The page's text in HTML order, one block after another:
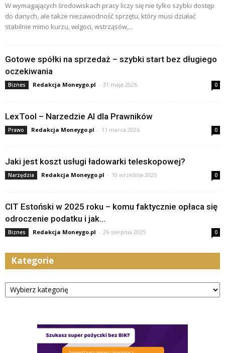
W wymagających środowiskach pracy liczy się nie tylko szybki dostęp
do danych, ale także niezawodność sprzętu, który musi działać
stabilnie mimo kurzu, wilgoci, wstrząsów,...
Gotowe spółki na sprzedaż – szybki start bez długiego
oczekiwania
Biznes Redakcja Moneygo.pl - 31 maja 2026 0
LexTool – Narzedzie AI dla Prawników
Prawo Redakcja Moneygo.pl - 11 marca 2026 0
Jaki jest koszt usługi ładowarki teleskopowej?
Narzędzia Redakcja Moneygo.pl - 10 września 2025 0
CIT Estoński w 2025 roku – komu faktycznie opłaca się
odroczenie podatku i jak...
Biznes Redakcja Moneygo.pl - 26 sierpnia 2025 0
Kategorie
Kategorie